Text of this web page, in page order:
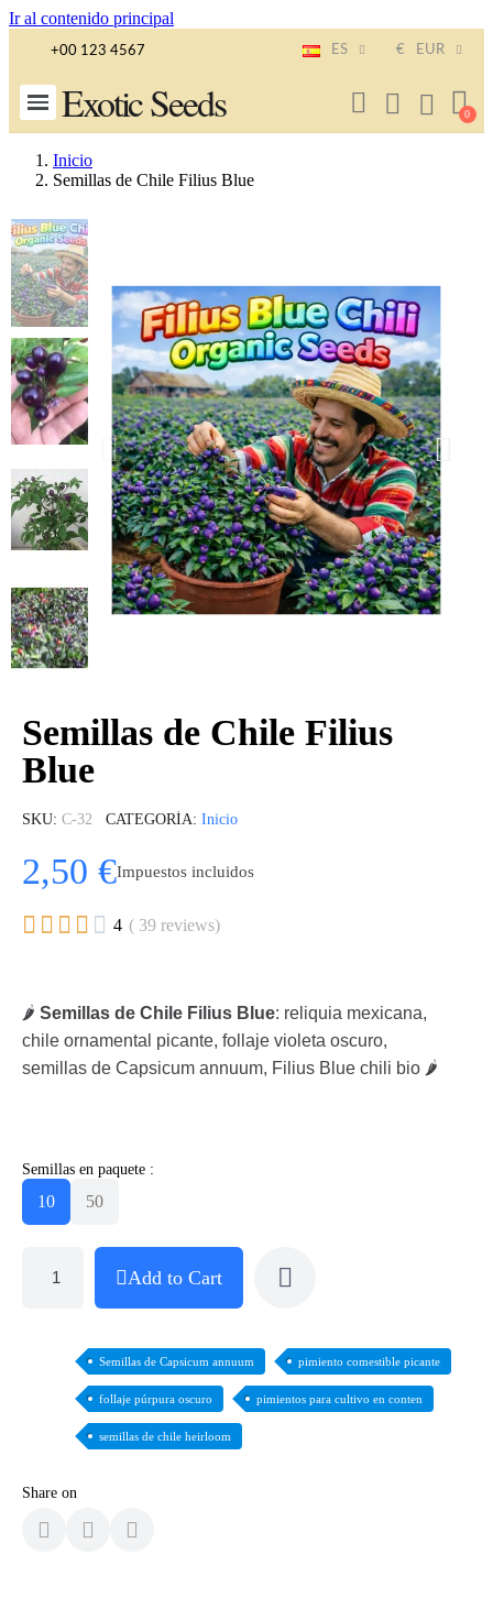
Ir al contenido principal
+00 123 4567 ES € EUR
Exotic Seeds
Inicio
Semillas de Chile Filius Blue
Semillas de Chile Filius
Blue
SKU C-32 CATEGORÍA Inicio
2,50 €Impuestos incluidos
     4 ( 39 reviews)
🌶️ Semillas de Chile Filius Blue: reliquia mexicana,
chile ornamental picante, follaje violeta oscuro,
semillas de Capsicum annuum, Filius Blue chili bio 🌶️
Semillas en paquete :
10 50
Add to Cart
Semillas de Capsicum annuum pimiento comestible picante
follaje púrpura oscuro pimientos para cultivo en conten
semillas de chile heirloom
Share on